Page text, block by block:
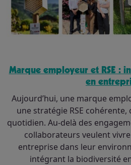
Marque employeur et RSE : intégrer la biodiversité
en
Aujourd’hui, une marque
une stratégie RSE
quotidien. Au-delà des
collaborateurs veulent
entreprise dans leur
intégrant la biodiversité